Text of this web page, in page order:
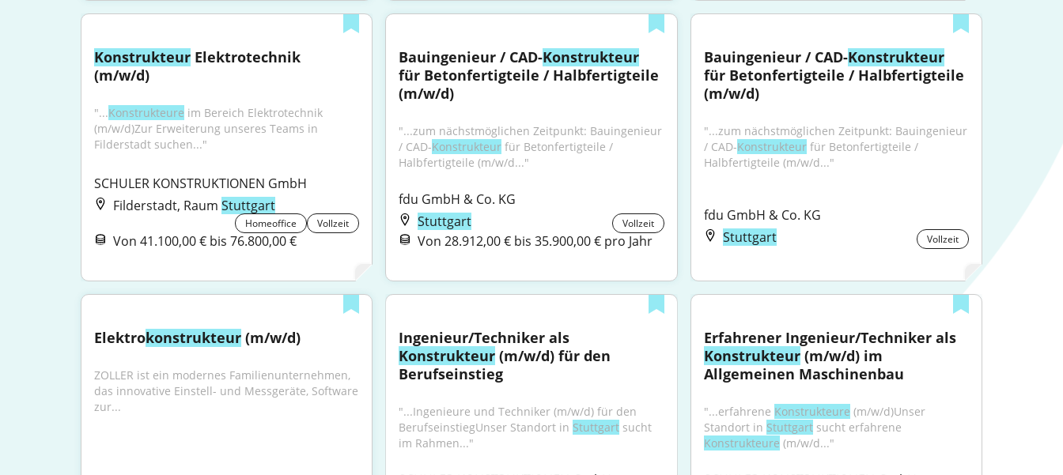
Konstrukteur Elektrotechnik
(m/w/d)
"...Konstrukteure im Bereich Elektrotechnik
(m/w/d)Zur Erweiterung unseres Teams in
Filderstadt suchen..."
SCHULER KONSTRUKTIONEN GmbH
Filderstadt, Raum Stuttgart
Homeoffice Vollzeit
Von 41.100,00 € bis 76.800,00 €
Bauingenieur / CAD-Konstrukteur
für Betonfertigteile / Halbfertigteile
(m/w/d)
"...zum nächstmöglichen Zeitpunkt: Bauingenieur
/ CAD-Konstrukteur für Betonfertigteile /
Halbfertigteile (m/w/d..."
fdu GmbH & Co. KG
Stuttgart
Vollzeit
Von 28.912,00 € bis 35.900,00 € pro Jahr
Bauingenieur / CAD-Konstrukteur
für Betonfertigteile / Halbfertigteile
(m/w/d)
"...zum nächstmöglichen Zeitpunkt: Bauingenieur
/ CAD-Konstrukteur für Betonfertigteile /
Halbfertigteile (m/w/d..."
fdu GmbH & Co. KG
Stuttgart
Vollzeit
Elektrokonstrukteur (m/w/d)
ZOLLER ist ein modernes Familienunternehmen,
das innovative Einstell- und Messgeräte, Software
zur...
Konstrukteur (m/w/d) für den
Berufseinstieg
"...Ingenieure und Techniker (m/w/d) für den
BerufseinstiegUnser Standort in Stuttgart sucht
im Rahmen..."
Erfahrener Ingenieur/Techniker als
Konstrukteur (m/w/d) im
Allgemeinen Maschinenbau
"...erfahrene Konstrukteure (m/w/d)Unser
Standort in Stuttgart
Konstrukteure (m/w/d..."